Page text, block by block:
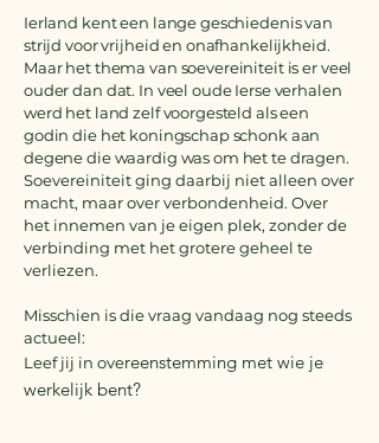
​​Ierland kent een lange geschiedenis van
strijd voor vrijheid en onafhankelijkheid.
Maar het thema van soevereiniteit is er veel
ouder dan dat. In veel oude Ierse verhalen
werd het land zelf voorgesteld als een
godin die het koningschap schonk aan
degene die waardig was om het te dragen.
Soevereiniteit ging daarbij niet alleen over
macht, maar over verbondenheid. Over
het innemen van je eigen plek, zonder de
verbinding met het grotere geheel te
verliezen.
Misschien is die vraag vandaag nog steeds
actueel:
Leef jij in overeenstemming met wie je
werkelijk bent?